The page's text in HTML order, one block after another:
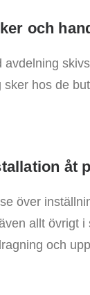
och
avdelning
hos de
åt
över
allt övrigt i
och